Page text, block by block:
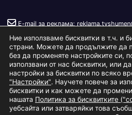
E-mail за реклама:
Copyright © 2026Телевизия Шумен.|
Ltd.
Ние използваме бисквитки в т.ч. и
страни. Можете да продължите да
без да променяте настройките си,
използвани от нас бисквитки, или
настройки за бисквитки по всяко
"Настройки". Научете повече за
бисквитки и как можете да
нашата Политика за бисквитките
уебсайта или затваряйки това